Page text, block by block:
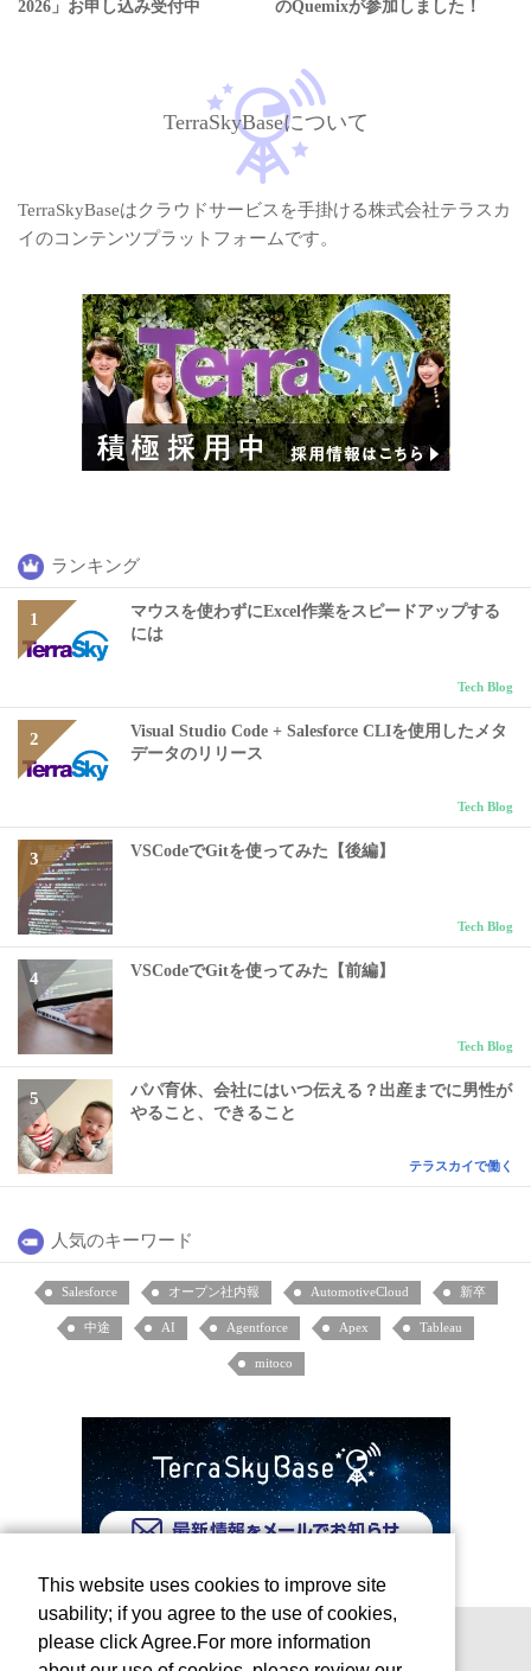
2026」お申し込み受付中
のQuemixが参加しました！
TerraSkyBaseについて
TerraSkyBaseはクラウドサービスを手掛ける株式会社テラスカ
イのコンテンツプラットフォームです。
ランキング
マウスを使わずにExcel作業をスピードアップする
には
Tech Blog
Visual Studio Code + Salesforce CLIを使用したメタ
データのリリース
Tech Blog
VSCodeでGitを使ってみた【後編】
Tech Blog
VSCodeでGitを使ってみた【前編】
Tech Blog
パパ育休、会社にはいつ伝える？出産までに男性が
やること、できること
テラスカイで働く
人気のキーワード
Salesforce オープン社内報 AutomotiveCloud 新卒
中途 AI Agentforce Apex Tableau
mitoco
This website uses cookies to improve site
usability; if you agree to the use of cookies,
please click Agree.For more information